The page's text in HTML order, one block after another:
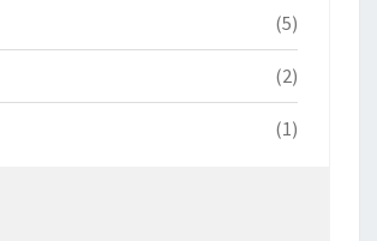
(5)
(2)
(1)